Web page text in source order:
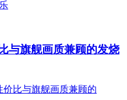
与旗舰画质兼顾的发烧